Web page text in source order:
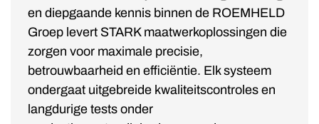
en diepgaande kennis binnen de ROEMHELD
Groep levert STARK maatwerkoplossingen die
zorgen voor maximale precisie,
betrouwbaarheid en efficiëntie. Elk systeem
ondergaat uitgebreide kwaliteitscontroles en
langdurige tests onder